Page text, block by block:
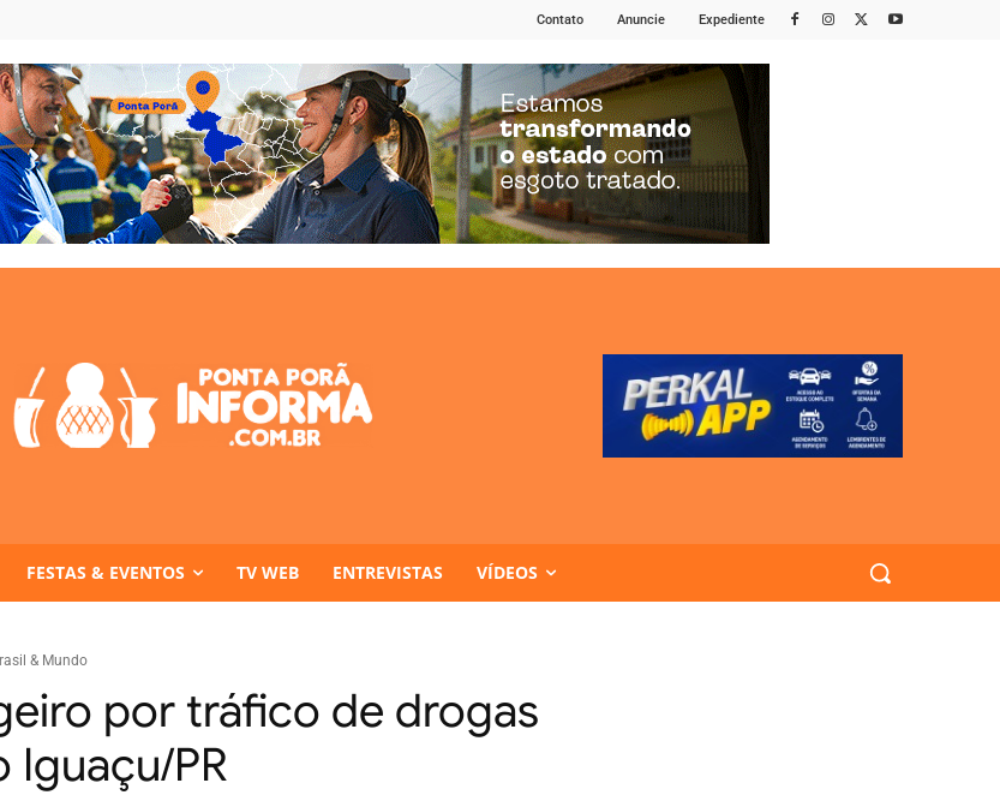
Contato Anuncie Expediente
FESTAS & EVENTOS TV WEB ENTREVISTAS VÍDEOS
& Mundo
por tráfico de drogas
Iguaçu/PR